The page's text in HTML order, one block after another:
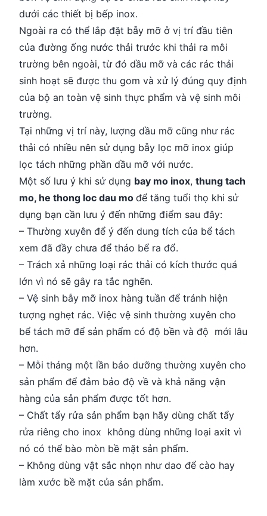
dưới các thiết bị bếp inox.
Ngoài ra có thể lắp đặt bẫy mỡ ở vị trí đầu tiên
của đường ống nước thải trước khi thải ra môi
trường bên ngoài, từ đó dầu mỡ và các rác thải
sinh hoạt sẽ được thu gom và xử lý đúng quy định
của bộ an toàn vệ sinh thực phẩm và vệ sinh môi
trường.
Tại những vị trí này, lượng dầu mỡ cũng như rác
thải có nhiều nên sử dụng bẫy lọc mỡ inox giúp
lọc tách những phần dầu mỡ với nước.
Một số lưu ý khi sử dụng bay mo inox, thung tach
mo, he thong loc dau mo để tăng tuổi thọ khi sử
dụng bạn cần lưu ý đến những điểm sau đây:
– Thường xuyên để ý đến dung tích của bể tách
xem đã đầy chưa để tháo bể ra đổ.
– Trách xả những loại rác thải có kích thước quá
lớn vì nó sẽ gây ra tắc nghẽn.
– Vệ sinh bẫy mỡ inox hàng tuần để tránh hiện
tượng nghẹt rác. Việc vệ sinh thường xuyên cho
bể tách mỡ để sản phẩm có độ bền và độ mới lâu
hơn.
– Mỗi tháng một lần bảo dưỡng thường xuyên cho
sản phẩm để đảm bảo độ về và khả năng vận
hàng của sản phẩm được tốt hơn.
– Chất tẩy rửa sản phẩm bạn hãy dùng chất tẩy
rửa riêng cho inox không dùng những loại axit vì
nó có thể bào mòn bề mặt sản phẩm.
– Không dùng vật sắc nhọn như dao để cào hay
làm xước bề mặt của sản phẩm.